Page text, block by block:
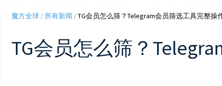
魔方全球/ 所有新闻 /TG会员怎么筛？Telegram会员筛选工具完整操
TG会员怎么筛？